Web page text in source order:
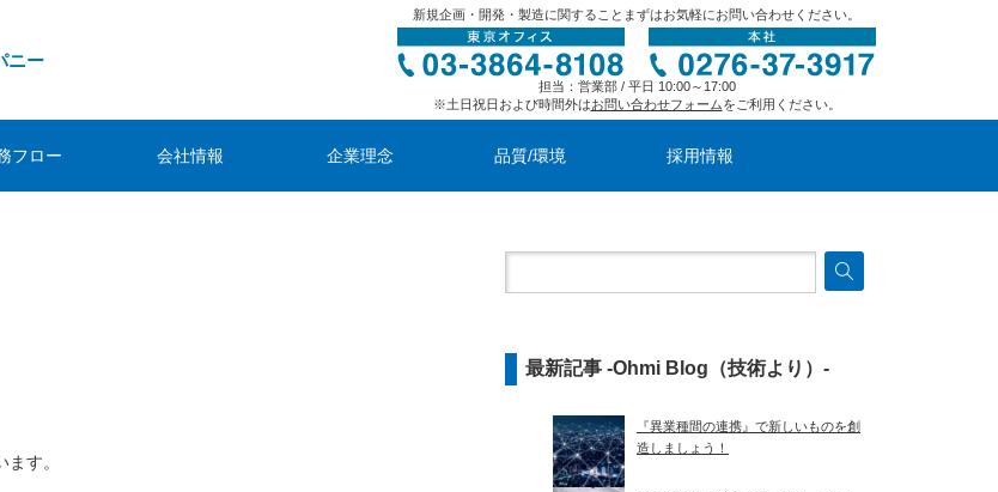
ニー
新規企画・開発・製造に関することまずはお気軽にお問い合わせください。
担当：営業部 / 平日 10:00～17:00
※土日祝日および時間外はお問い合わせフォームをご利用ください。
フロー 会社情報 企業理念 品質/環境 採用情報
す。
最新記事 -Ohmi Blog（技術より）-
『異業種間の連携』で新しいものを創
造しましょう！